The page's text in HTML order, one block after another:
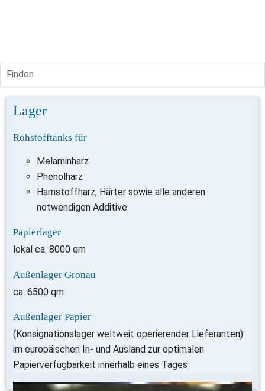
Finden
Lager
Rohstofftanks für
Melaminharz
Phenolharz
Harnstoffharz, Härter sowie alle anderen
notwendigen Additive
Papierlager
lokal ca. 8000 qm
Außenlager Gronau
ca. 6500 qm
Außenlager Papier
(Konsignationslager weltweit operierender Lieferanten)
im europäischen In- und Ausland zur optimalen
Papierverfügbarkeit innerhalb eines Tages